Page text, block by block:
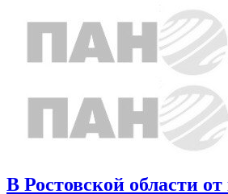
В Ростовской области